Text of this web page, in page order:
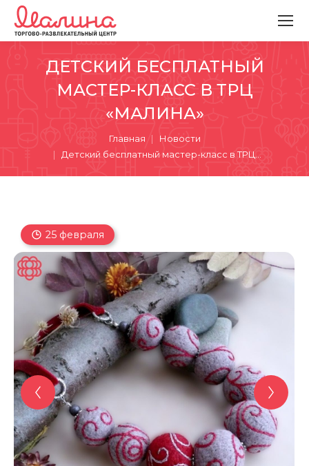
ДЕТСКИЙ БЕСПЛАТНЫЙ
МАСТЕР-КЛАСС В ТРЦ
«МАЛИНА»
Главная
Новости
Детский бесплатный мастер-класс в ТРЦ…
25 февраля